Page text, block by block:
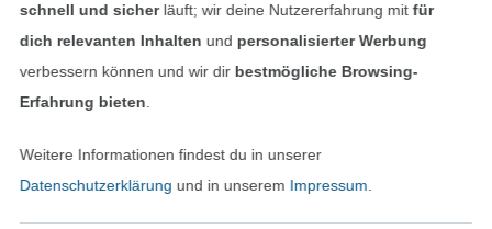
schnell und sicherläuft; wir deine Nutzererfahrung mitfür
dich relevanten Inhalten und personalisierter Werbung
verbessern können und wir dir bestmögliche Browsing-
Erfahrung bieten
Weitere Informationen findest du in unserer
Datenschutzerklärung und in unserem Impressum